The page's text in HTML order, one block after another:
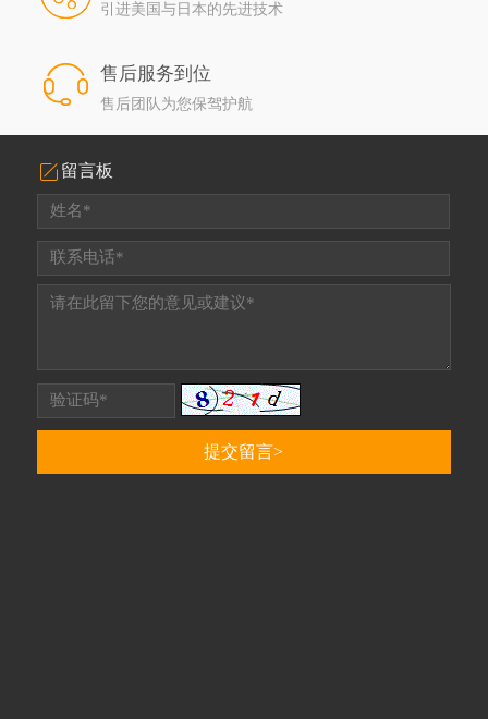
引进美国与日本的先进技术
售后服务到位
售后团队为您保驾护航
留言板